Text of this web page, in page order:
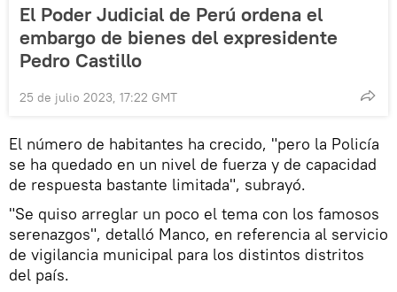
El Poder Judicial de Perú ordena el
embargo de bienes del expresidente
Pedro Castillo
25 de julio 2023, 17:22 GMT
El número de habitantes ha crecido, "pero la Policía
se ha quedado en un nivel de fuerza y de capacidad
de respuesta bastante limitada", subrayó.
"Se quiso arreglar un poco el tema con los famosos
serenazgos", detalló Manco, en referencia al servicio
de vigilancia municipal para los distintos distritos
del país.